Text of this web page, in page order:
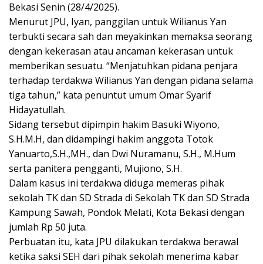
Bekasi Senin (28/4/2025).
Menurut JPU, Iyan, panggilan untuk Wilianus Yan
terbukti secara sah dan meyakinkan memaksa seorang
dengan kekerasan atau ancaman kekerasan untuk
memberikan sesuatu. “Menjatuhkan pidana penjara
terhadap terdakwa Wilianus Yan dengan pidana selama
tiga tahun,” kata penuntut umum Omar Syarif
Hidayatullah.
Sidang tersebut dipimpin hakim Basuki Wiyono,
S.H.M.H, dan didampingi hakim anggota Totok
Yanuarto,S.H.,MH., dan Dwi Nuramanu, S.H., M.Hum
serta panitera pengganti, Mujiono, S.H.
Dalam kasus ini terdakwa diduga memeras pihak
sekolah TK dan SD Strada di Sekolah TK dan SD Strada
Kampung Sawah, Pondok Melati, Kota Bekasi dengan
jumlah Rp 50 juta.
Perbuatan itu, kata JPU dilakukan terdakwa berawal
ketika saksi SEH dari pihak sekolah menerima kabar